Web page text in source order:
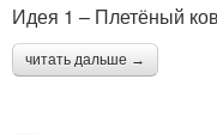
Идея 1 – Плетёный
читать дальше →